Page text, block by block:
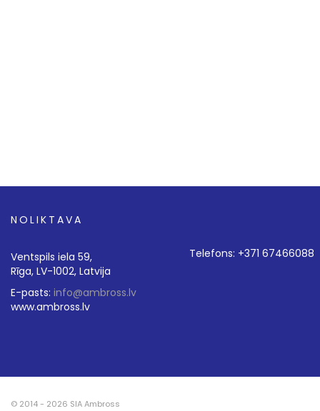
NOLIKTAVA
Ventspils iela 59,
Rīga, LV-1002, Latvija
E-pasts: info@ambross.lv
www.ambross.lv
Telefons: +371 67466088
© 2014 - 2026 SIA Ambross